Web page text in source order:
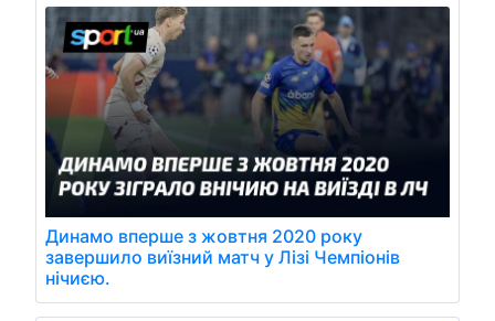
Динамо вперше з жовтня 2020 року
завершило виїзний матч у Лізі Чемпіонів
нічиєю.